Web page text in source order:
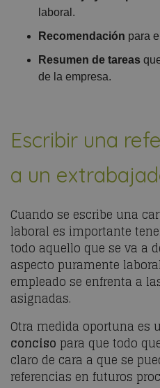
laboral.
Recomendación para
Resumen de tareas
de la empresa.
Escribir una
a un
Cuando se escribe una
laboral es importante
todo aquello que se va a
aspecto puramente
empleado se enfrenta a
asignadas.
Otra medida oportuna es
conciso para que todo
claro de cara a que se
referencias en futuros